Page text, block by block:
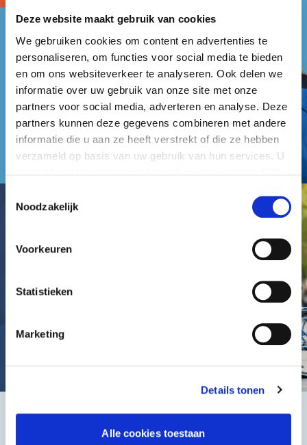
Deze website maakt gebruik van cookies
We gebruiken cookies om content en advertenties te
personaliseren, om functies voor social media te bieden
en om ons websiteverkeer te analyseren. Ook delen we
informatie over uw gebruik van onze site met onze
partners voor social media, adverteren en analyse. Deze
partners kunnen deze gegevens combineren met andere
informatie die u aan ze heeft verstrekt of die ze hebben
verzameld op basis van uw gebruik van hun services. U
Noodzakelijk
Voorkeuren
Statistieken
Marketing
Details tonen
Alle cookies toestaan
Het beste, de goedkoopste